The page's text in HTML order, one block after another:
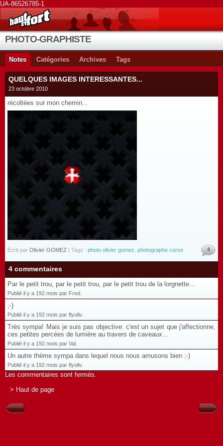
UA-86526785-1
PHOTO-GRAPHISTE
Notes Catégories Archives Tags
QUELQUES IMAGES INTERESSANTES...
23 octobre 2010
récoltées sur mon chemin...
Écrit par Olivier GOMEZ | Tags : photo olivier gomez photographe corse 4
4 commentaires
Par le petit trou, par le petit trou, par le petit trou de la lorgnette...
Publié il y a 192 mois par Fred.
;-)
Publié il y a 192 mois par flyoliv.
Très sympa! Mais je suis pas objective: c'est un sujet que j'affectionne,
ces petites percées de lumière au travers de caveaux...
Publié il y a 192 mois par Val.
Un autre thème sympa dans lequel nous nous amusons bien ;-)
Publié il y a 192 mois par flyoliv.
Les commentaires sont fermés.
> Haut de page